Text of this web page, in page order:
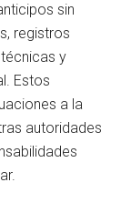
sin
registros
y
Estos
a la
autoridades